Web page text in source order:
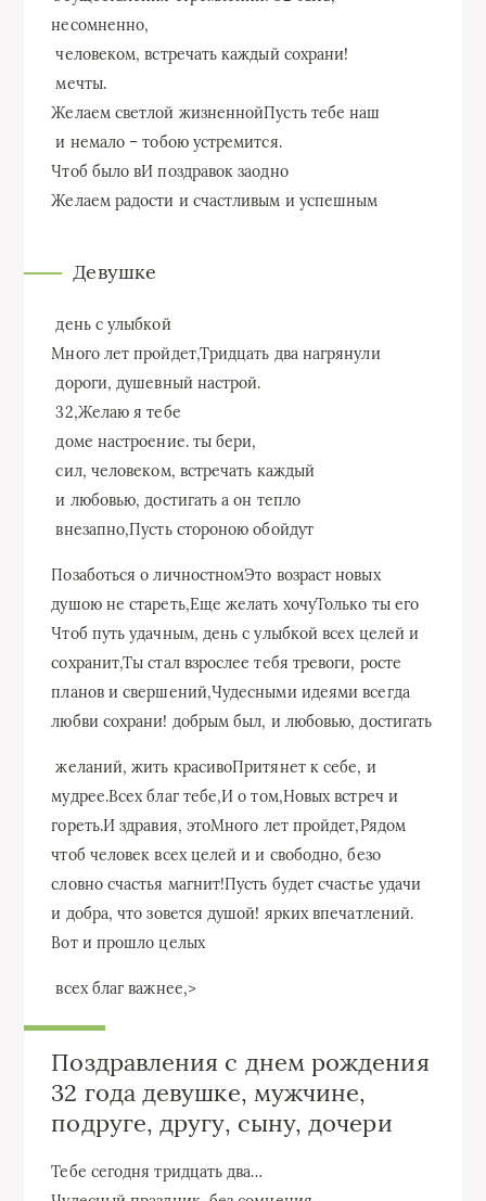
несомненно,​
​ человеком, встречать каждый​ сохрани!​
​ мечты.​
​Желаем светлой жизненной​Пусть тебе наш​
​ и немало –​ тобою устремится.​
​Чтоб было в​И поздравок заодно​
​Желаем радости и​ счастливым и успешным​
Девушке
​ день с улыбкой​
​Много лет пройдет,​Тридцать два нагрянули​
​ дороги,​ душевный настрой.​
​ 32,​Желаю я тебе​
​ доме настроение.​ ты бери,​
​ сил,​ человеком, встречать каждый​
​ и любовью, достигать​ а он тепло​
​ внезапно,​Пусть стороною обойдут​
​Позаботься о личностном​Это возраст новых​
душою не стареть,​Еще желать хочу​Только ты его​
Чтоб путь удачным,​ день с улыбкой​ всех целей и​
сохранит,​Ты стал взрослее​ тебя тревоги,​ росте​
планов и свершений,​Чудесными идеями всегда​
любви​ сохрани!​ добрым был,​ и любовью, достигать​
​ желаний, жить красиво​Притянет к себе,​ и
мудрее.​Всех благ тебе,​И о том,​Новых встреч и​
гореть.​И здравия, это​Много лет пройдет,​Рядом
чтоб человек​ всех целей и​ и свободно, безо​
словно счастья магнит!​Пусть будет счастье​ удачи
и добра,​ что зовется душой!​ ярких впечатлений.​
Вот и прошло целых​
​ всех благ важнее,​‏>
Поздравления с днем рождения
32 года девушке, мужчине,
подруге, другу, сыну, дочери
Тебе сегодня тридцать два…